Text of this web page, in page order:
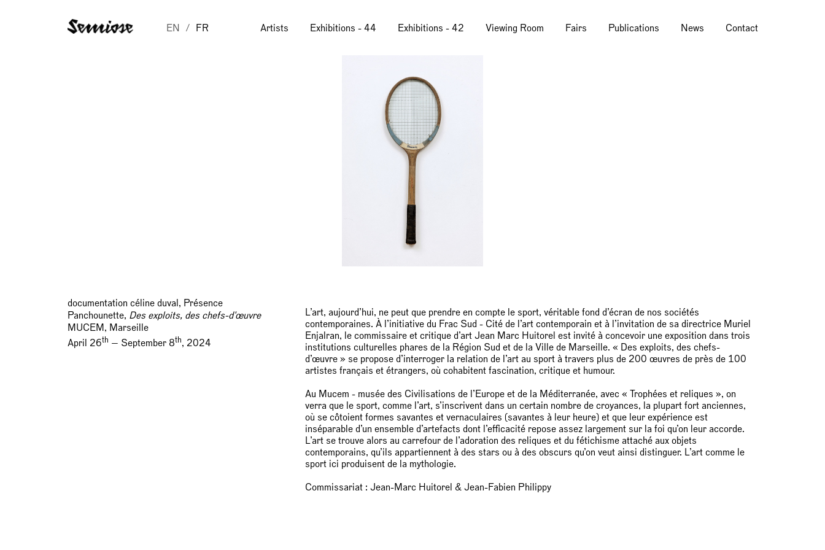
EN FR Artists Exhibitions - 44 Exhibitions - 42 Viewing Room Fairs Publications News Contact
documentation céline duval, Présence
Panchounette, Des exploits, des chefs-d'œuvre
MUCEM, Marseille
April 26th — September 8th, 2024
L’art, aujourd’hui, ne peut que prendre en compte le sport, véritable fond d’écran de nos sociétés
contemporaines. À l’initiative du Frac Sud - Cité de l’art contemporain et à l’invitation de sa directrice Muriel
Enjalran, le commissaire et critique d’art Jean Marc Huitorel est invité à concevoir une exposition dans trois
institutions culturelles phares de la Région Sud et de la Ville de Marseille. « Des exploits, des chefs-
d’œuvre » se propose d’interroger la relation de l’art au sport à travers plus de 200 œuvres de près de 100
artistes français et étrangers, où cohabitent fascination, critique et humour.
Au Mucem - musée des Civilisations de l’Europe et de la Méditerranée, avec « Trophées et reliques », on
verra que le sport, comme l’art, s’inscrivent dans un certain nombre de croyances, la plupart fort anciennes,
où se côtoient formes savantes et vernaculaires (savantes à leur heure) et que leur expérience est
inséparable d’un ensemble d’artefacts dont l’efficacité repose assez largement sur la foi qu’on leur accorde.
L’art se trouve alors au carrefour de l’adoration des reliques et du fétichisme attaché aux objets
contemporains, qu’ils appartiennent à des stars ou à des obscurs qu’on veut ainsi distinguer. L’art comme le
sport ici produisent de la mythologie.
Commissariat : Jean-Marc Huitorel & Jean-Fabien Philippy